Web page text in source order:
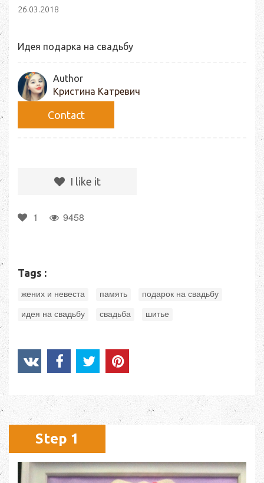
26.03.2018
Идея подарка на свадьбу
Author
Кристина Катревич
Сontact
I like it
1 9458
Tags :
жених и невеста память подарок на свадьбу
идея на свадьбу свадьба шитье
Step 1